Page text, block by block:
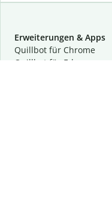
Erweiterungen & Apps
Quillbot für Chrome
Quillbot für Edge